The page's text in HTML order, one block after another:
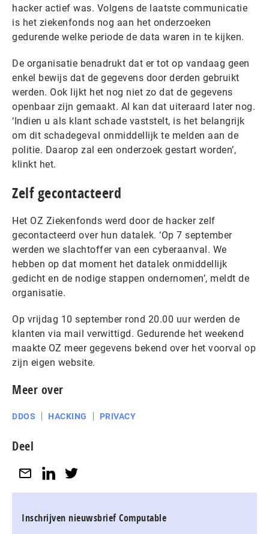
hacker actief was. Volgens de laatste communicatie
is het ziekenfonds nog aan het onderzoeken
gedurende welke periode de data waren in te kijken.
De organisatie benadrukt dat er tot op vandaag geen
enkel bewijs dat de gegevens door derden gebruikt
werden. Ook lijkt het nog niet zo dat de gegevens
openbaar zijn gemaakt. Al kan dat uiteraard later nog.
‘Indien u als klant schade vaststelt, is het belangrijk
om dit schadegeval onmiddellijk te melden aan de
politie. Daarop zal een onderzoek gestart worden’,
klinkt het.
Zelf gecontacteerd
Het OZ Ziekenfonds werd door de hacker zelf
gecontacteerd over hun datalek. ‘Op 7 september
werden we slachtoffer van een cyberaanval. We
hebben op dat moment het datalek onmiddellijk
gedicht en de nodige stappen ondernomen’, meldt de
organisatie.
Op vrijdag 10 september rond 20.00 uur werden de
klanten via mail verwittigd. Gedurende het weekend
maakte OZ meer gegevens bekend over het voorval op
zijn eigen website.
Meer over
DDOS HACKING PRIVACY
Deel
Inschrijven nieuwsbrief Computable